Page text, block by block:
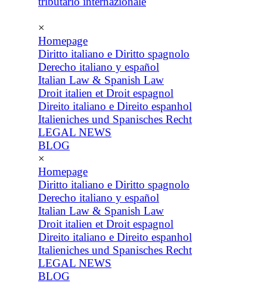
×
Homepage
Diritto italiano e Diritto spagnolo
Derecho italiano y español
Italian Law & Spanish Law
Droit italien et Droit espagnol
Direito italiano e Direito espanhol
Italieniches und Spanisches Recht
LEGAL NEWS
BLOG
×
Homepage
Diritto italiano e Diritto spagnolo
Derecho italiano y español
Italian Law & Spanish Law
Droit italien et Droit espagnol
Direito italiano e Direito espanhol
Italieniches und Spanisches Recht
LEGAL NEWS
BLOG